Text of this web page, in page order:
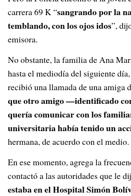
carrera 69 K “sangrando por la
temblando, con los ojos idos”,
emisora.
No obstante, la familia de Ana
hasta el mediodía del siguiente
recibió una llamada de una amiga
que otro amigo —identificado
quería comunicar con los
universitaria había tenido un
hermana, de acuerdo con el medio.
En ese momento, agrega la
contactó a las autoridades que le
estaba en el Hospital Simón